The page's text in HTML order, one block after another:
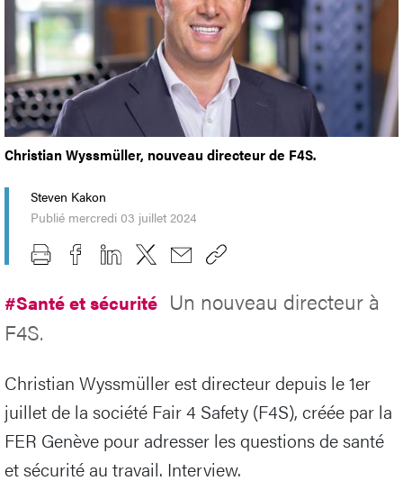
Christian Wyssmüller, nouveau directeur de F4S.
Steven Kakon
Publié mercredi 03 juillet 2024
#Santé et sécurité Un nouveau directeur à
F4S.
Christian Wyssmüller est directeur depuis le 1er
juillet de la société Fair 4 Safety (F4S), créée par la
FER Genève pour adresser les questions de santé
et sécurité au travail. Interview.